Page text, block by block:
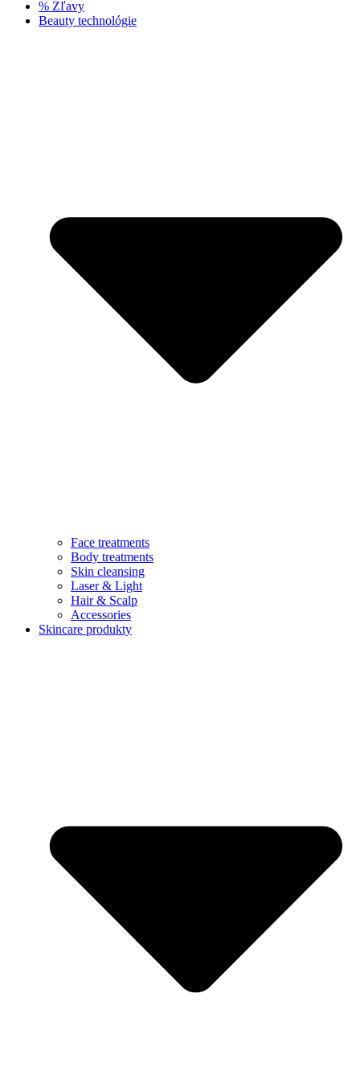
% Zľavy
Beauty technológie
Face treatments
Body treatments
Skin cleansing
Laser & Light
Hair & Scalp
Accessories
Skincare produkty